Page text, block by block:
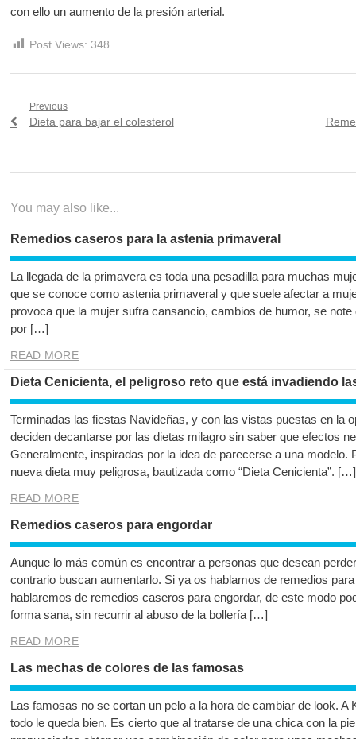
con ello un aumento de la presión arterial.
Post Views: 348
Navegación
entradas
Previous
Previous
Dieta para bajar el colesterol
Next
You may also like...
Remedios caseros para la astenia primaveral
La llegada de la primavera es toda una pesadilla para muchas
que se conoce como astenia primaveral y que suele afectar a
provoca que la mujer sufra cansancio, cambios de humor, se
por […]
READ MORE
Dieta Cenicienta, el peligroso reto que está invadiendo
Terminadas las fiestas Navideñas, y con las vistas puestas en la
deciden decantarse por las dietas milagro sin saber que efectos
Generalmente, inspiradas por la idea de parecerse a una modelo.
nueva dieta muy peligrosa, bautizada como “Dieta Cenicienta”. […]
READ MORE
Remedios caseros para engordar
Aunque lo más común es encontrar a personas que desean
contrario buscan aumentarlo. Si ya os hablamos de remedios
hablaremos de remedios caseros para engordar, de este modo
forma sana, sin recurrir al abuso de la bollería […]
READ MORE
Las mechas de colores de las famosas
Las famosas no se cortan un pelo a la hora de cambiar de look. A
todo le queda bien. Es cierto que al tratarse de una chica con la